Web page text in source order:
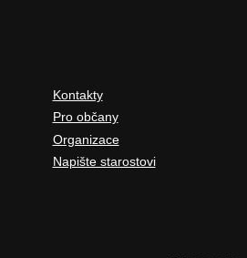
Kontakty
Pro občany
Organizace
Napište starostovi